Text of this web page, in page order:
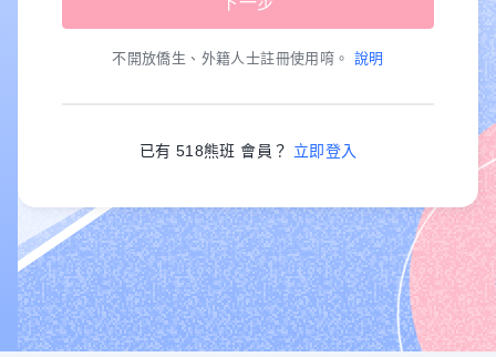
不開放僑生、外籍人士註冊使用唷。 說明
已有 518熊班 會員？ 立即登入